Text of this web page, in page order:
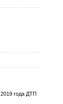
года ДТП